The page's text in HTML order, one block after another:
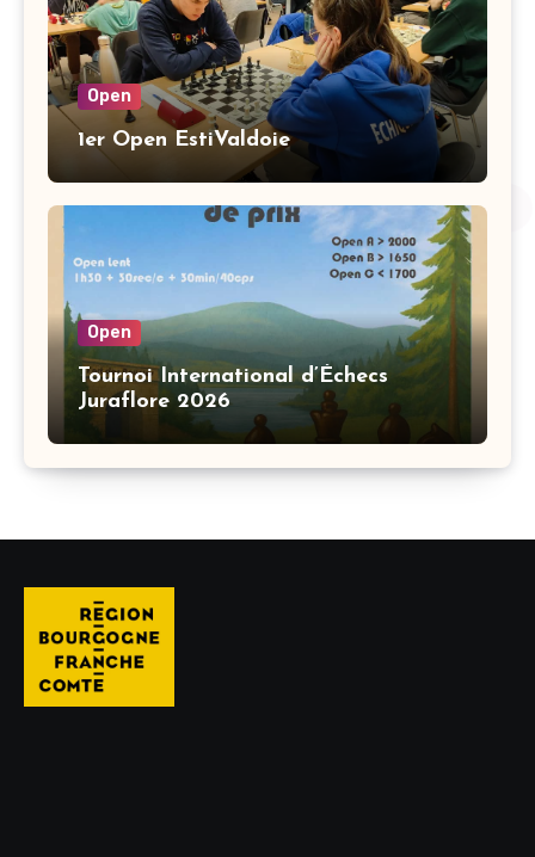
Open
1er Open EstiValdoie
Open
Tournoi International d’Échecs
Juraflore 2026